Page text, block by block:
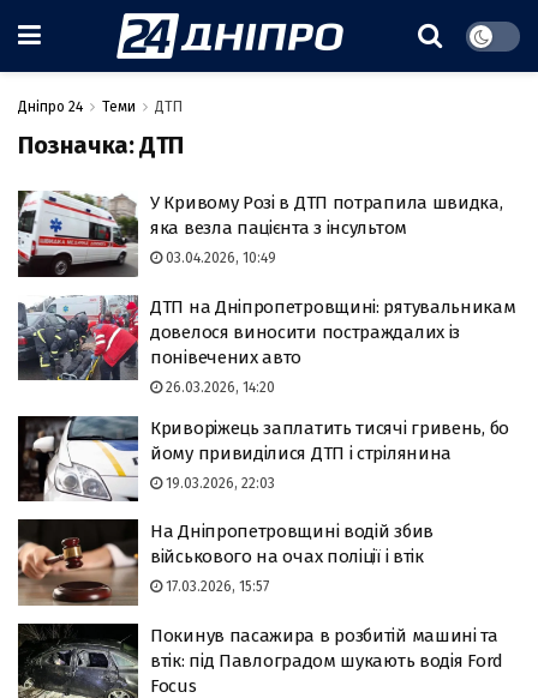
Дніпро 24 Теми ДТП
Позначка:ДТП
У Кривому Розі в ДТП потрапила швидка,
яка везла пацієнта з інсультом
03.04.2026, 10:49
ДТП на Дніпропетровщині: рятувальникам
довелося виносити постраждалих із
понівечених авто
26.03.2026, 14:20
Криворіжець заплатить тисячі гривень, бо
йому привиділися ДТП і стрілянина
19.03.2026, 22:03
На Дніпропетровщині водій збив
військового на очах поліції і втік
17.03.2026, 15:57
Покинув пасажира в розбитій машині та
втік: під Павлоградом шукають водія Ford
Focus